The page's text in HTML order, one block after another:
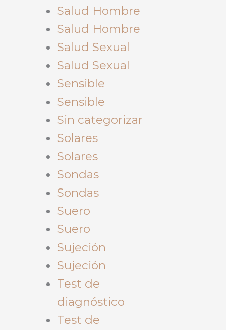
Salud Hombre
Salud Hombre
Salud Sexual
Salud Sexual
Sensible
Sensible
Sin categorizar
Solares
Solares
Sondas
Sondas
Suero
Suero
Sujeción
Sujeción
Test de
diagnóstico
Test de